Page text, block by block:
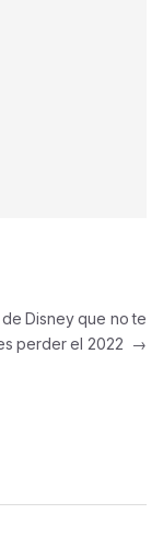
Disney que no te
perder el 2022 →